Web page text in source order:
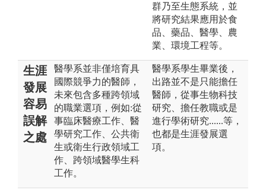
群乃至生態系統，並
將研究結果應用於食
品、藥品、醫學、農
業、環境工程等。
生涯
發展
容易
誤解
之處
醫學系並非僅培育具
國際競爭力的醫師，
未來包含多種跨領域
的職業選項，例如:從
事臨床醫療工作、醫
學研究工作、公共衛
生或衛生行政領域工
作、跨領域醫學生科
工作。
醫學系學生畢業後，
出路並不是只能擔任
醫師，從事生物科技
研究、擔任教職或是
進行學術研究......等，
也都是生涯發展選
項。